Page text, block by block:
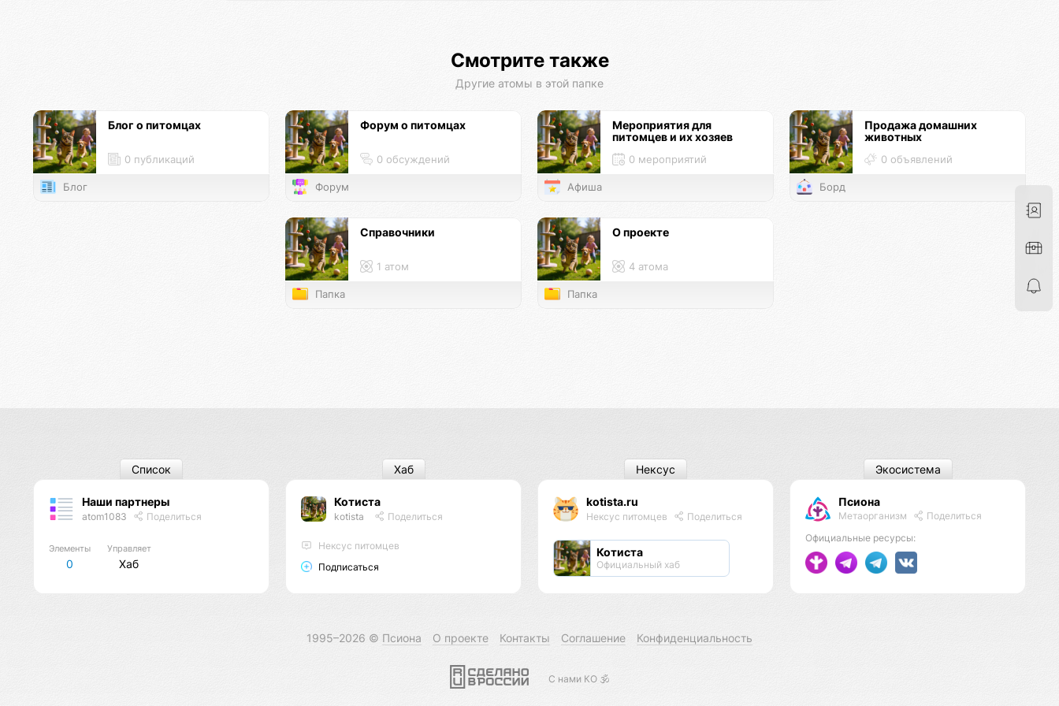
Смотрите также
Другие атомы в этой папке
Блог о питомцах
0 публикаций
Блог
Форум о питомцах
0 обсуждений
Форум
Мероприятия для
питомцев и их хозяев
0 мероприятий
Афиша
Продажа домашних
животных
0 объявлений
Борд
Справочники
1 атом
Папка
О проекте
4 атома
Папка
Наши партнеры
atom1083 Поделиться
Элементы
0
Управляет
Хаб
Список
Котиста
kotista Поделиться
Нексус питомцев
Подписаться
Хаб
kotista.ru
Нексус питомцев Поделиться
Котиста
Официальный хаб
Нексус
Псиона
Метаорганизм
Поделиться
Официальные ресурсы:
Экосистема
1995–2026 © Псиона О проекте Контакты Соглашение Конфиденциальность
С нами КО 🕉️